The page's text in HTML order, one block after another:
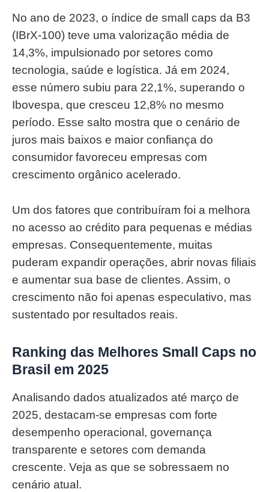
No ano de 2023, o índice de small caps da B3
(IBrX-100) teve uma valorização média de
14,3%, impulsionado por setores como
tecnologia, saúde e logística. Já em 2024,
esse número subiu para 22,1%, superando o
Ibovespa, que cresceu 12,8% no mesmo
período. Esse salto mostra que o cenário de
juros mais baixos e maior confiança do
consumidor favoreceu empresas com
crescimento orgânico acelerado.
Um dos fatores que contribuíram foi a melhora
no acesso ao crédito para pequenas e médias
empresas. Consequentemente, muitas
puderam expandir operações, abrir novas filiais
e aumentar sua base de clientes. Assim, o
crescimento não foi apenas especulativo, mas
sustentado por resultados reais.
Ranking das Melhores Small Caps no
Brasil em 2025
Analisando dados atualizados até março de
2025, destacam-se empresas com forte
desempenho operacional, governança
transparente e setores com demanda
crescente. Veja as que se sobressaem no
cenário atual.